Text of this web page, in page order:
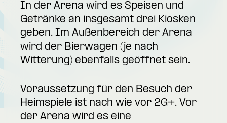
In der Arena wird es Speisen und
Getränke an insgesamt drei Kiosken
geben. Im Außenbereich der Arena
wird der Bierwagen (je nach
Witterung) ebenfalls geöffnet sein.
Voraussetzung für den Besuch der
Heimspiele ist nach wie vor 2G+. Vor
der Arena wird es eine